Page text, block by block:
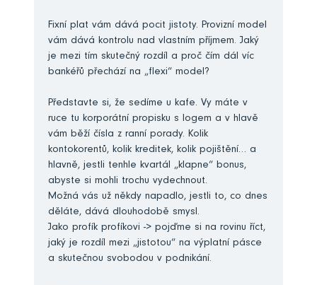
Fixní plat vám dává pocit jistoty. Provizní model
vám dává kontrolu nad vlastním příjmem. Jaký
je mezi tím skutečný rozdíl a proč čím dál víc
bankéřů přechází na „flexi“ model?
Představte si, že sedíme u kafe. Vy máte v
ruce tu korporátní propisku s logem a v hlavě
vám běží čísla z ranní porady. Kolik
kontokorentů, kolik kreditek, kolik pojištění… a
hlavně, jestli tenhle kvartál „klapne“ bonus,
abyste si mohli trochu vydechnout.
Možná vás už někdy napadlo, jestli to, co dnes
děláte, dává dlouhodobě smysl.
Jako profík profíkovi -> pojďme si na rovinu říct,
jaký je rozdíl mezi „jistotou“ na výplatní pásce
a skutečnou svobodou v podnikání.